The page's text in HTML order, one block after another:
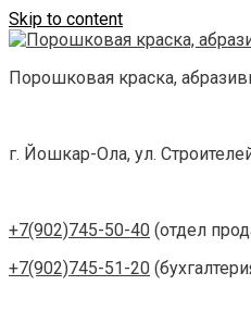
Skip to content
Порошковая краска,
г. Йошкар-Ола, ул.
+7(902)745-50-40 (отдел
+7(902)745-51-20